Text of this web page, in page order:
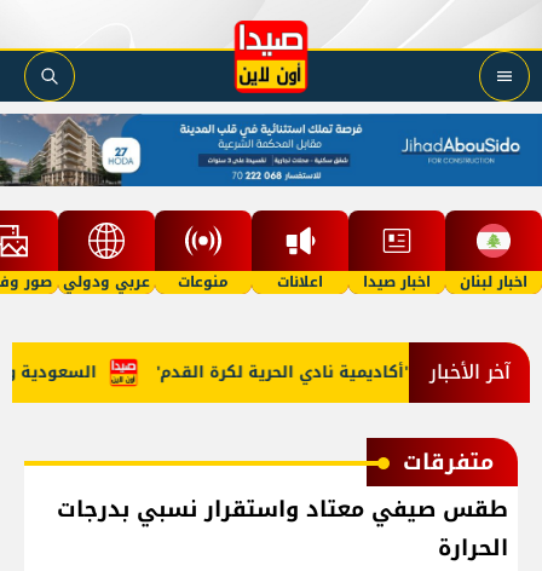
اخبار لبنان اخبار صيدا اعلانات منوعات عربي ودولي صور
آخر الأخبار السعودية مرجان يطلق 'أكاديمية نادي الحرية لكرة القدم'
متفرقات
طقس صيفي معتاد واستقرار نسبي بدرجات
الحرارة